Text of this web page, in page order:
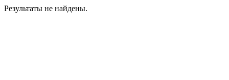
Результаты не найдены.